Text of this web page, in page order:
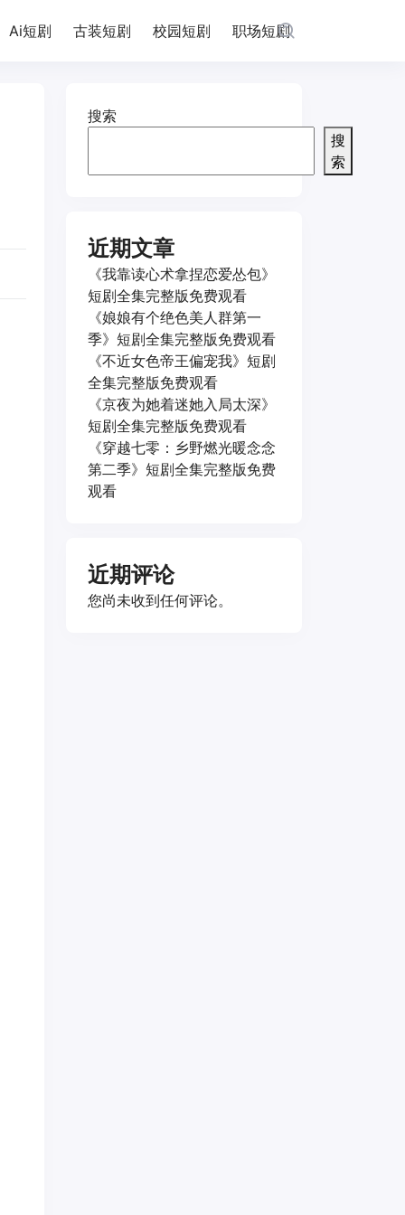
Ai短剧 古装短剧 校园短剧 职场短剧
搜索
搜
索
近期文章
《我靠读心术拿捏恋爱怂包》
短剧全集完整版免费观看
《娘娘有个绝色美人群第一
季》短剧全集完整版免费观看
《不近女色帝王偏宠我》短剧
全集完整版免费观看
《京夜为她着迷她入局太深》
短剧全集完整版免费观看
《穿越七零：乡野燃光暖念念
第二季》短剧全集完整版免费
观看
近期评论
您尚未收到任何评论。